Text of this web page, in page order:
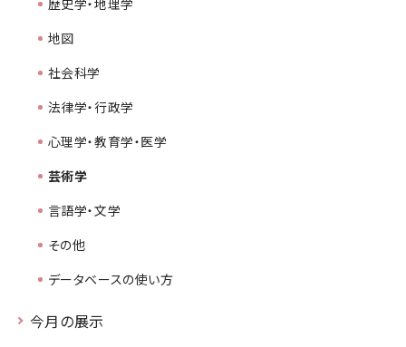
地図
社会科学
法律学・行政学
心理学・教育学・医学
芸術学
言語学・文学
その他
データベースの使い方
今月の展示